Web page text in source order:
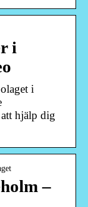
i
i
hjälp dig
–